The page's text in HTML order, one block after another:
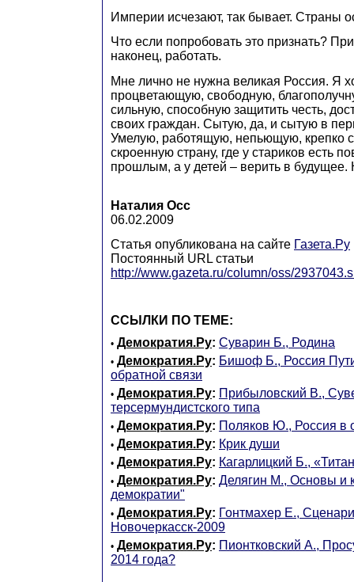
Империи исчезают, так бывает. Страны
Что если попробовать это признать?
наконец, работать.
Мне лично не нужна великая Россия. Я
процветающую, свободную,
сильную, способную защитить честь,
своих граждан. Сытую, да, и сытую в
Умелую, работящую, непьющую, крепко
скроенную страну, где у стариков есть
прошлым, а у детей – верить в
Наталия Осс
06.02.2009
Статья опубликована на сайте Газета.Ру
Постоянный URL статьи
http://www.gazeta.ru/column/oss/
ССЫЛКИ ПО ТЕМЕ:
• Демократия.Ру: Суварин Б., Родина
• Демократия.Ру: Бишоф Б., Россия
обратной связи
• Демократия.Ру: Прибыловский В.,
терсермундистского типа
• Демократия.Ру: Поляков Ю., Россия в
• Демократия.Ру: Крик души
• Демократия.Ру: Кагарлицкий Б.,
• Демократия.Ру: Делягин М., Основы и
демократии"
• Демократия.Ру: Гонтмахер Е.,
Новочеркасск-2009
• Демократия.Ру: Пионтковский А.,
2014 года?